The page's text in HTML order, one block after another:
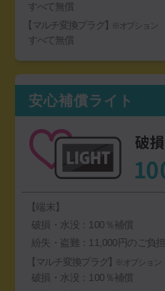
すべて無償
【マルチ変換プラグ】※オプション
すべて無償
安心補償ライト
【端末】
破損・水没：100％補償
紛失・盗難：11,000円のご負担
【マルチ変換プラグ】※オプション
破損・水没：100％補償